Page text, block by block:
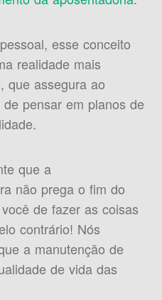
esse conceito
realidade mais
que assegura ao
pensar em planos de
que a
não prega o fim do
de fazer as coisas
contrário! Nós
a manutenção de
de vida das